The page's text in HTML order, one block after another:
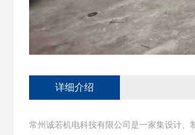
详细介绍
常州诚若机电科技有限公司是一家集设计